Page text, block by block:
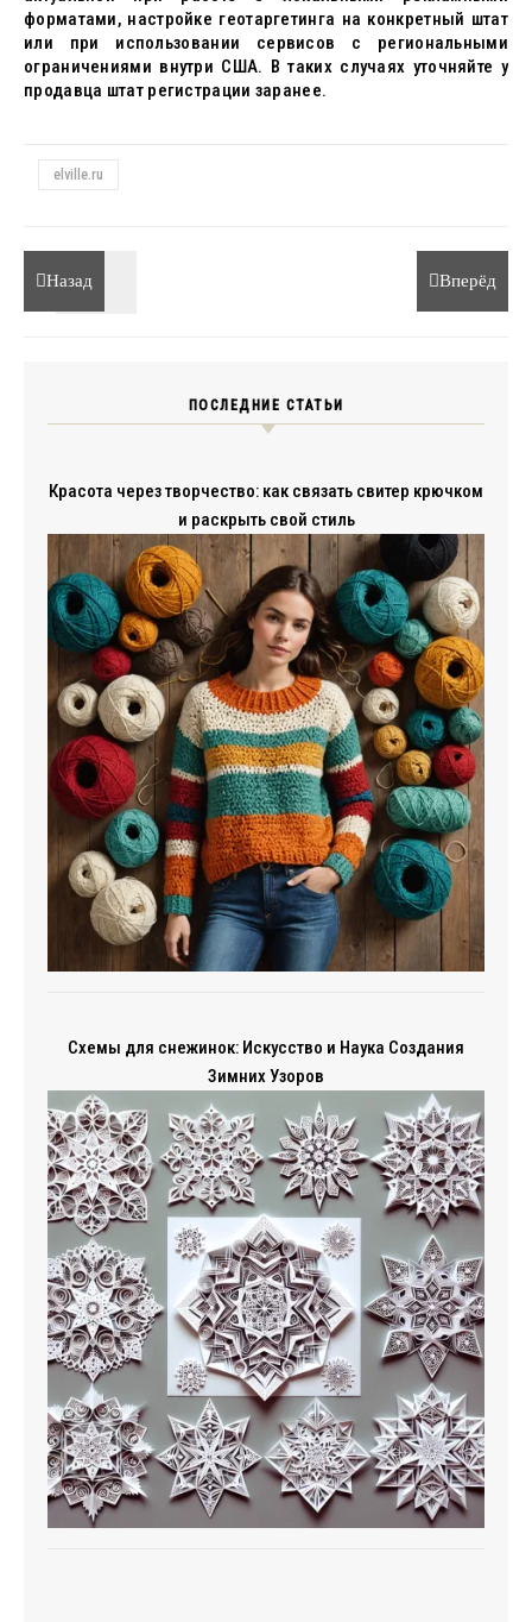
форматами, настройке геотаргетинга на конкретный штат
или при использовании сервисов с региональными
ограничениями внутри США. В таких случаях уточняйте у
продавца штат регистрации заранее.
elville.ru
Назад Вперёд
ПОСЛЕДНИЕ СТАТЬИ
Красота через творчество: как связать свитер крючком
и раскрыть свой стиль
Схемы для снежинок: Искусство и Наука Создания
Зимних Узоров